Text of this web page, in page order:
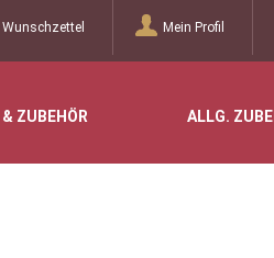
Wunschzettel Mein Profil
ZUBEHÖR ALLG.